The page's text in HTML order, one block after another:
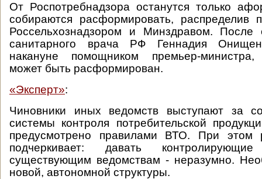
От Роспотребнадзора останутся только
собираются расформировать, распределив
Россельхознадзором и Минздравом. После
санитарного врача РФ Геннадия
накануне помощником премьер-министра,
может быть расформирован.
«Эксперт»:
Чиновники иных ведомств выступают за
системы контроля потребительской
предусмотрено правилами ВТО. При этом
подчеркивает: давать
существующим ведомствам - неразумно.
новой, автономной структуры.